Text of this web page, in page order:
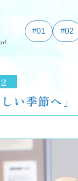
#01 #02
しい季節へ」